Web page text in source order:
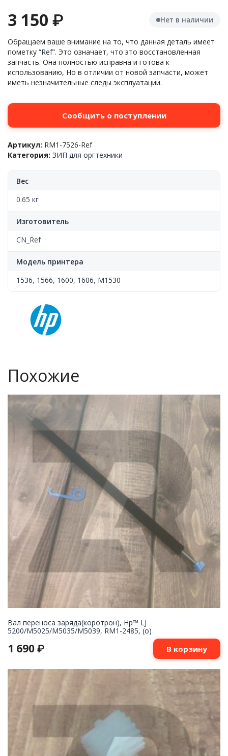
3 150 ₽
Обращаем ваше внимание на то, что данная деталь имеет
пометку “Ref”. Это означает, что это восстановленная
запчасть. Она полностью исправна и готова к
использованию, Но в отличии от новой запчасти, может
иметь незначительные следы эксплуатации.
Нет в наличии
Сообщить о поступлении
Артикул: RM1-7526-Ref
Категория: ЗИП для оргтехники
Вес
0.65 кг
Изготовитель
CN_Ref
Модель принтера
1536, 1566, 1600, 1606, M1530
Похожие
Вал переноса заряда(коротрон), Hp™ LJ
5200/M5025/M5035/M5039, RM1-2485, (о)
1 690 ₽ В корзину